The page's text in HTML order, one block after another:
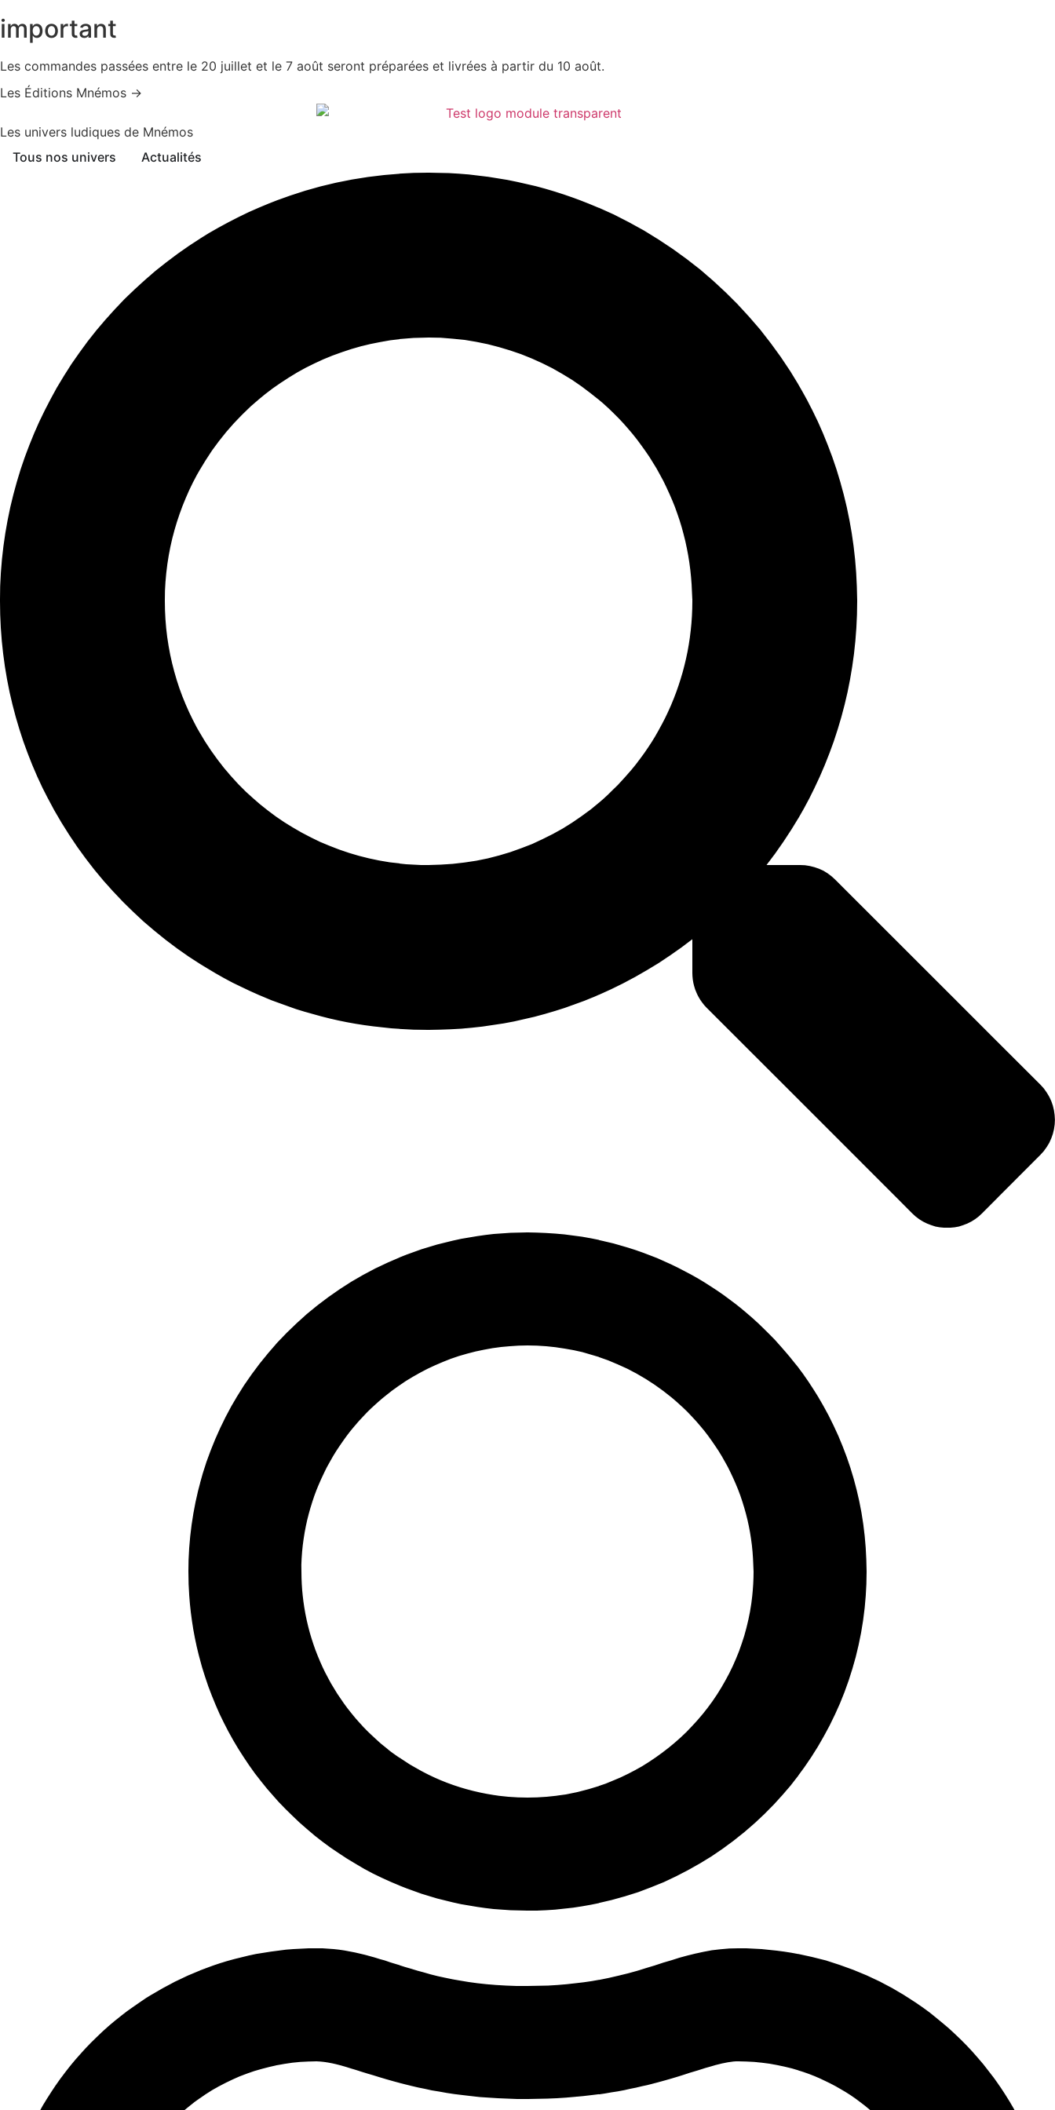
au
contenu
important
Les commandes passées entre le 20 juillet et le 7 août seront préparées et livrées à partir du 10 août.
Les Éditions Mnémos →
Les univers ludiques de Mnémos
Tous nos univers
Actualités